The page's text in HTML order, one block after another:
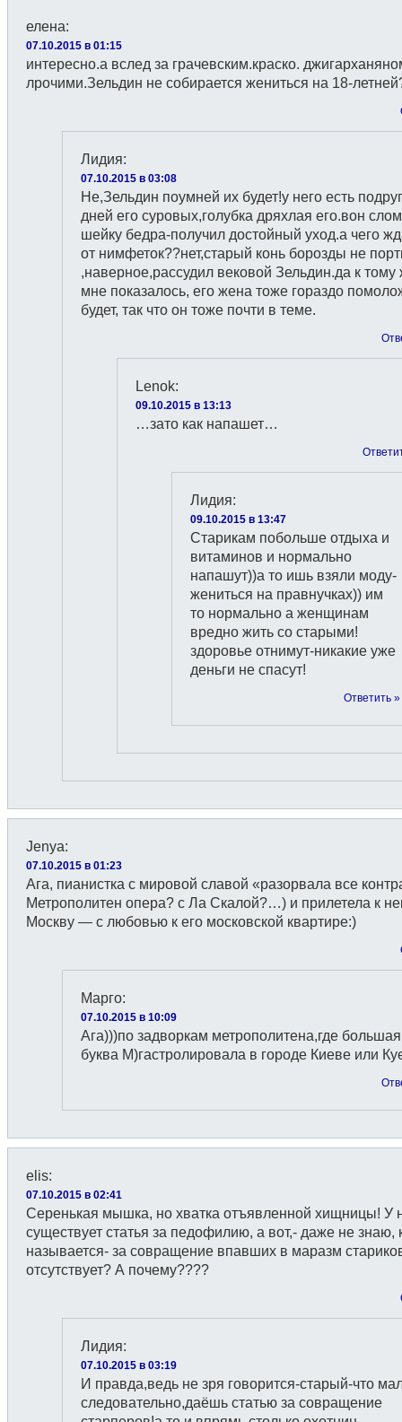
елена:
07.10.2015 в 01:15
интересно.а вслед за грачевским.краско.
лрочими.Зельдин не собирается жениться на 18-
Лидия:
07.10.2015 в 03:08
Не,Зельдин поумней их будет!у него есть
дней его суровых,голубка дряхлая его.вон
шейку бедра-получил достойный уход.а чего
от нимфеток??нет,старый конь борозды не
,наверное,рассудил вековой Зельдин.да к тому
мне показалось, его жена тоже гораздо
будет, так что он тоже почти в теме.
Lenok:
09.10.2015 в 13:13
…зато как напашет…
Лидия:
09.10.2015 в 13:47
Старикам побольше отдыха и
витаминов и нормально
напашут))а то ишь взяли моду-
жениться на правнучках)) им
то нормально а женщинам
вредно жить со старыми!
здоровье отнимут-никакие уже
деньги не спасут!
Ответить »
Jenya:
07.10.2015 в 01:23
Ага, пианистка с мировой славой «разорвала все
Метрополитен опера? с Ла Скалой?…) и прилетела к
Москву — с любовью к его московской квартире:)
Марго:
07.10.2015 в 10:09
Ага)))по задворкам метрополитена,где большая
буква М)гастролировала в городе Киеве или
elis:
07.10.2015 в 02:41
Серенькая мышка, но хватка отъявленной хищницы! У
существует статья за педофилию, а вот,- даже не знаю,
называется- за совращение впавших в маразм
отсутствует? А почему????
Лидия:
07.10.2015 в 03:19
И правда,ведь не зря говорится-старый-что
следовательно,даёшь статью за совращение